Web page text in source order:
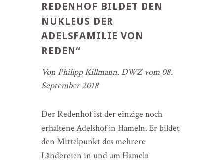
REDENHOF BILDET DEN
NUKLEUS DER
ADELSFAMILIE VON
REDEN“
Von Philipp Killmann. DWZ vom 08.
September 2018
Der Redenhof ist der einzige noch
erhaltene Adelshof in Hameln. Er bildet
den Mittelpunkt des mehrere
Ländereien in und um Hameln